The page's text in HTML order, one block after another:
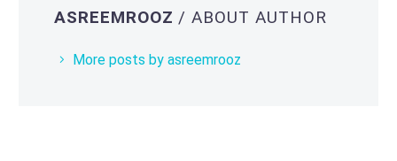
ASREEMROOZ / ABOUT AUTHOR
More posts by asreemrooz